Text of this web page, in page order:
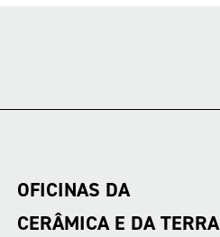
OFICINAS DA
CERÂMICA E DA TERRA